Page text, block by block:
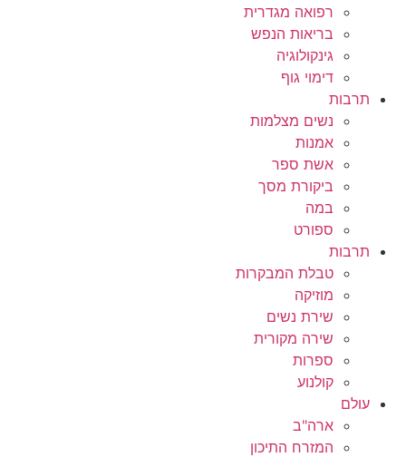
רפואה מגדרית
בריאות הנפש
גינקולוגיה
דימוי גוף
תרבות
נשים מצלמות
אמנות
אשת ספר
ביקורת מסך
במה
ספורט
תרבות
טבלת המבקרות
מוזיקה
שירת נשים
שירה מקורית
ספרות
קולנוע
עולם
ארה"ב
המזרח התיכון